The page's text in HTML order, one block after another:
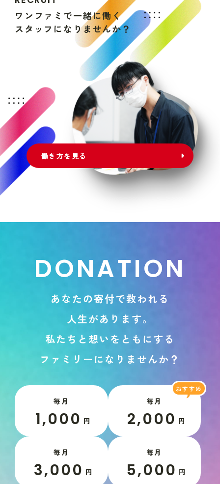
ワ ン フ ァ ミ で一緒に働 く
ス タ ッ フ にな りま せんか？
働き方を見る
DONATION
あ な たの寄付で救われ る
人生があ り ま す。
私た ち と 想い を と も にする
フ ァ ミ リ ーに な り ま せんか ？
毎月
1,000 円
毎月
2,000 円
毎月
3,000 円
毎月
5,000 円